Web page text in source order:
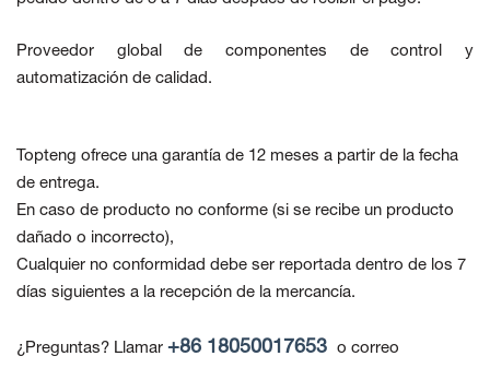
Proveedor global de componentes de control y
automatización de calidad.
Topteng ofrece una garantía de 12 meses a partir de la fecha
de entrega.
En caso de producto no conforme (si se recibe un producto
dañado o incorrecto),
Cualquier no conformidad debe ser reportada dentro de los 7
días siguientes a la recepción de la mercancía.
¿Preguntas? Llamar +86 18050017653 o correo